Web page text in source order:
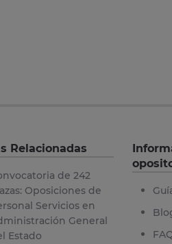
Relacionadas
de 242
Oposiciones de
Servicios en
General
Estado